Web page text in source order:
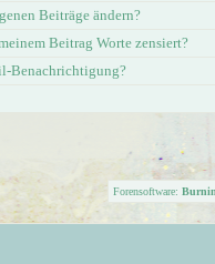
Beiträge ändern?
Beitrag Worte zensiert?
Benachrichtigung?
Forensoftware: